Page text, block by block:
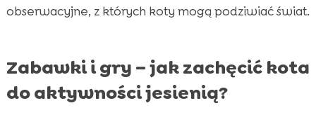
obserwacyjne, z których koty mogą podziwiać świat.
Zabawki i gry – jak zachęcić kota
do aktywności jesienią?